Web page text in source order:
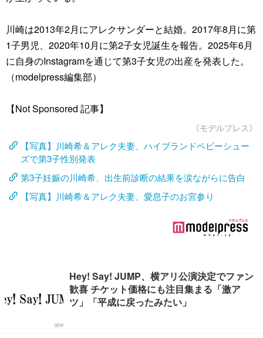
川崎は2013年2月にアレクサンダーと結婚。2017年8月に第
1子男児、2020年10月に第2子女児誕生を報告。2025年6月
に自身のInstagramを通じて第3子女児の出産を発表した。
（modelpress編集部）
【Not Sponsored 記事】
《モデルプレス》
【写真】川崎希＆アレク夫妻、ハイブランドベビーシュー
ズで第3子性別発表
第3子妊娠の川崎希、出生前診断の結果を涙ながらに告白
【写真】川崎希＆アレク夫妻、愛息子のお宮参り
Hey! Say! JUMP、横アリ公演決定でファン
歓喜 チケット価格にも注目集まる「激ア
ツ」「平成に戻ったみたい」